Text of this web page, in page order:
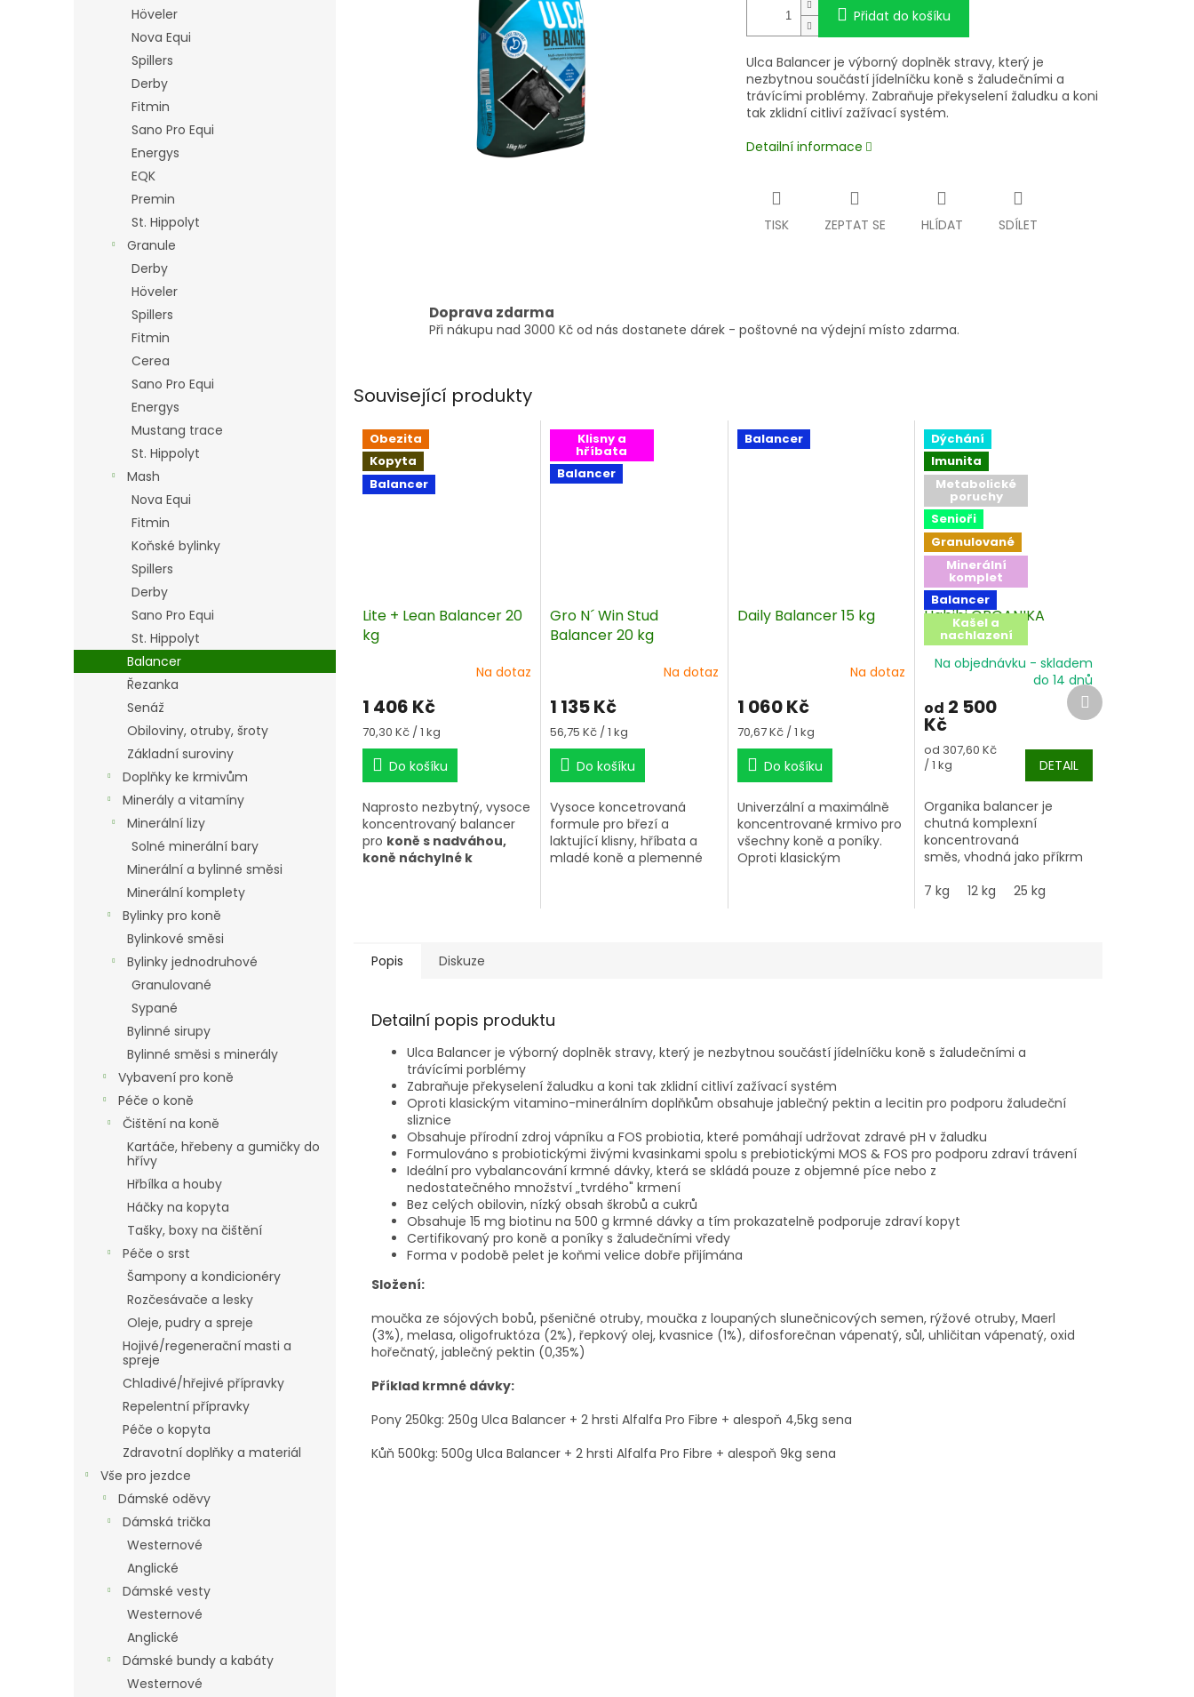
Höveler
Nova Equi
Spillers
Derby
Fitmin
Sano Pro Equi
Energys
EQK
Premin
St. Hippolyt
Granule
Derby
Höveler
Spillers
Fitmin
Cerea
Sano Pro Equi
Energys
Mustang trace
St. Hippolyt
Mash
Nova Equi
Fitmin
Koňské bylinky
Spillers
Derby
Sano Pro Equi
St. Hippolyt
Balancer
Řezanka
Senáž
Obiloviny, otruby, šroty
Základní suroviny
Doplňky ke krmivům
Minerály a vitamíny
Minerální lizy
Solné minerální bary
Minerální a bylinné směsi
Minerální komplety
Bylinky pro koně
Bylinkové směsi
Bylinky jednodruhové
Granulované
Sypané
Bylinné sirupy
Bylinné směsi s minerály
Vybavení pro koně
Péče o koně
Čištění na koně
Kartáče, hřebeny a gumičky do
hřívy
Hřbílka a houby
Háčky na kopyta
Tašky, boxy na čištění
Péče o srst
Šampony a kondicionéry
Rozčesávače a lesky
Oleje, pudry a spreje
Hojivé/regenerační masti a
spreje
Chladivé/hřejivé přípravky
Repelentní přípravky
Péče o kopyta
Zdravotní doplňky a materiál
Vše pro jezdce
Dámské oděvy
Dámská trička
Westernové
Anglické
Dámské vesty
Westernové
Anglické
Dámské bundy a kabáty
Westernové
Přidat do košíku
Ulca Balancer je výborný doplněk stravy, který je
nezbytnou součástí jídelníčku koně s žaludečními a
trávícími problémy. Zabraňuje překyselení žaludku a koni
tak zklidní citliví zažívací systém.
Detailní informace
TISK ZEPTAT SE HLÍDAT SDÍLET
Doprava zdarma
Při nákupu nad 3000 Kč od nás dostanete dárek - poštovné na výdejní místo zdarma.
Související produkty
Obezita
Kopyta
Balancer
Lite + Lean Balancer 20
kg
Na dotaz
1 406 Kč
Měrná
cena:
70,30 Kč / 1 kg
Do košíku
Naprosto nezbytný, vysoce
koncentrovaný balancer
pro koně s nadváhou,
koně náchylné k
Klisny a
hříbata
Balancer
Gro N´ Win Stud
Balancer 20 kg
Na dotaz
1 135 Kč
Měrná
cena:
56,75 Kč / 1 kg
Do košíku
Vysoce koncetrovaná
formule pro březí a
laktující klisny, hříbata a
mladé koně a plemenné
Balancer
Daily Balancer 15 kg
Na dotaz
1 060 Kč
Měrná
cena:
70,67 Kč / 1 kg
Do košíku
Univerzální a maximálně
koncentrované krmivo pro
všechny koně a poníky.
Oproti klasickým
Dýchání
Imunita
Metabolické
poruchy
Senioři
Granulované
Minerální
komplet
Balancer
Kašel a
nachlazení
Habibi ORGANIKA
amino-omega
balancer s nukleotidy
Na objednávku - skladem
do 14 dnů
od 2 500
Kč
Měrná
cena:
od 307,60 Kč
/ 1 kg
DETAIL
Organika balancer je
chutná komplexní
koncentrovaná
směs, vhodná jakopříkrm
Doplnění vitamínů,
zvládání zátěže
7 kg 12 kg 25 kg
Další
produkt
Popis Diskuze
Detailní popis produktu
Ulca Balancer je výborný doplněk stravy, který je nezbytnou součástí jídelníčku koně s žaludečními a
trávícími porblémy
Zabraňuje překyselení žaludku a koni tak zklidní citliví zažívací systém
Oproti klasickým vitamino-minerálním doplňkům obsahuje jablečný pektin a lecitin pro podporu žaludeční
sliznice
Obsahuje přírodní zdroj vápníku a FOS probiotia, které pomáhají udržovat zdravé pH v žaludku
Formulováno s probiotickými živými kvasinkami spolu s prebiotickými MOS & FOS pro podporu zdraví trávení
Ideální pro vybalancování krmné dávky, která se skládá pouze z objemné píce nebo z
nedostatečného množství „tvrdého" krmení
Bez celých obilovin, nízký obsah škrobů a cukrů
Obsahuje 15 mg biotinu na 500 g krmné dávky a tím prokazatelně podporuje zdraví kopyt
Certifikovaný pro koně a poníky s žaludečními vředy
Forma v podobě pelet je koňmi velice dobře přijímána
Složení:
moučka ze sójových bobů, pšeničné otruby, moučka z loupaných slunečnicových semen, rýžové otruby, Maerl
(3%), melasa, oligofruktóza (2%), řepkový olej, kvasnice (1%), difosforečnan vápenatý, sůl, uhličitan vápenatý, oxid
hořečnatý, jablečný pektin (0,35%)
Příklad krmné dávky:
Pony 250kg: 250g Ulca Balancer + 2 hrsti Alfalfa Pro Fibre + alespoň 4,5kg sena
Kůň 500kg: 500g Ulca Balancer + 2 hrsti Alfalfa Pro Fibre + alespoň 9kg sena